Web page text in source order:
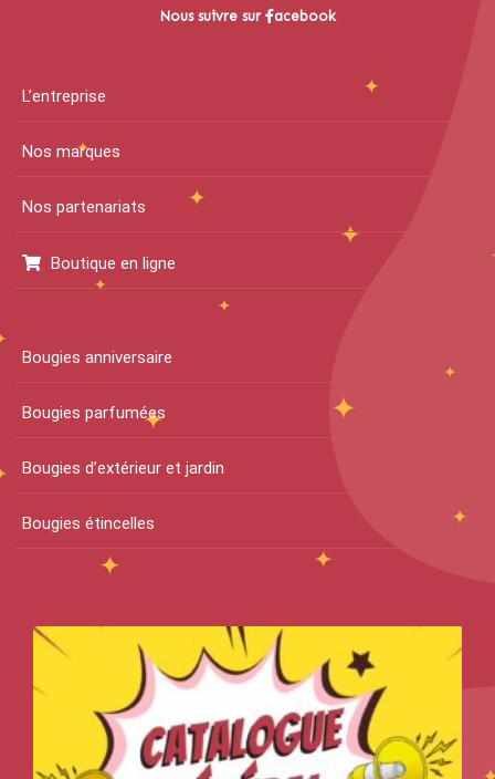
Nous suivre sur acebook
L’entreprise
Nos marques
Nos partenariats
Boutique en ligne
Bougies anniversaire
Bougies parfumées
Bougies d’extérieur et jardin
Bougies étincelles